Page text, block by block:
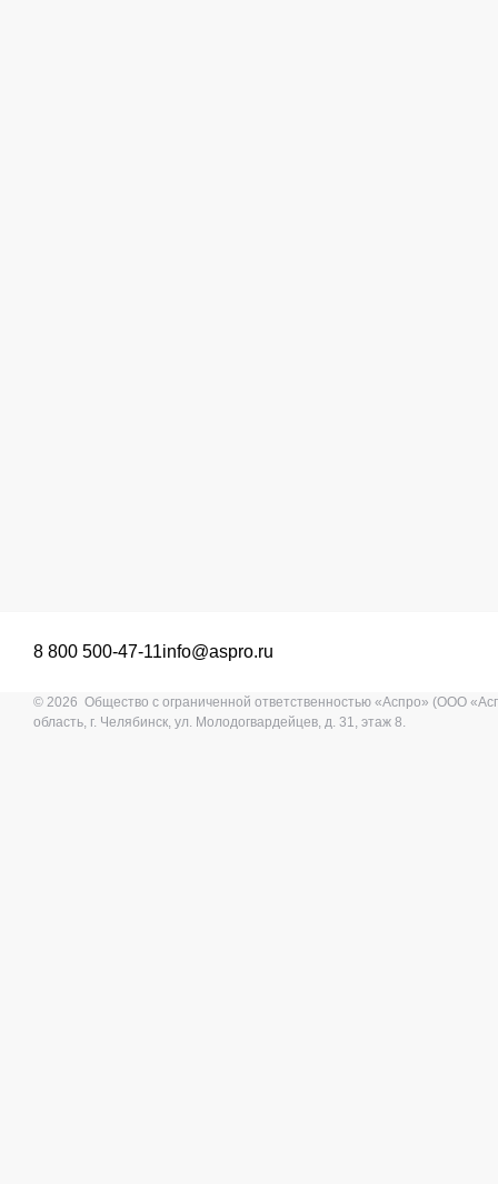
8 800 500-47-11info@aspro.ru
© 2026 Общество с ограниченной ответственностью «Аспро» (ООО
область, г. Челябинск, ул. Молодогвардейцев, д. 31, этаж 8.